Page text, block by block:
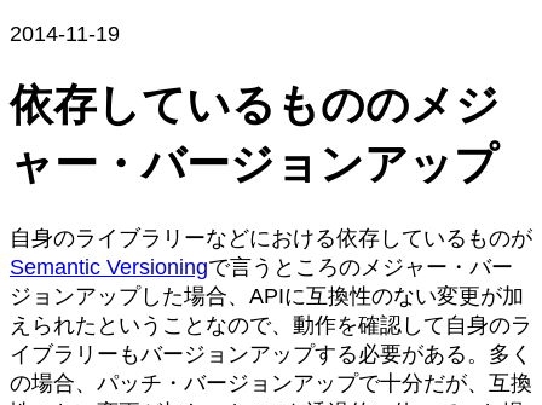
2014-11-19
依存しているもののメジ
ャー・バージョンアップ
自身のライブラリーなどにおける依存しているものが
Semantic Versioningで言うところのメジャー・バー
ジョンアップした場合、APIに互換性のない変更が加
えられたということなので、動作を確認して自身のラ
イブラリーもバージョンアップする必要がある。多く
の場合、パッチ・バージョンアップで十分だが、互換